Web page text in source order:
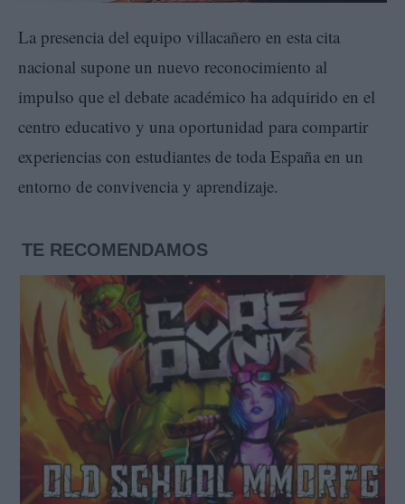
La presencia del equipo villacañero en esta cita
nacional supone un nuevo reconocimiento al
impulso que el debate académico ha adquirido en el
centro educativo y una oportunidad para compartir
experiencias con estudiantes de toda España en un
entorno de convivencia y aprendizaje.
TE RECOMENDAMOS